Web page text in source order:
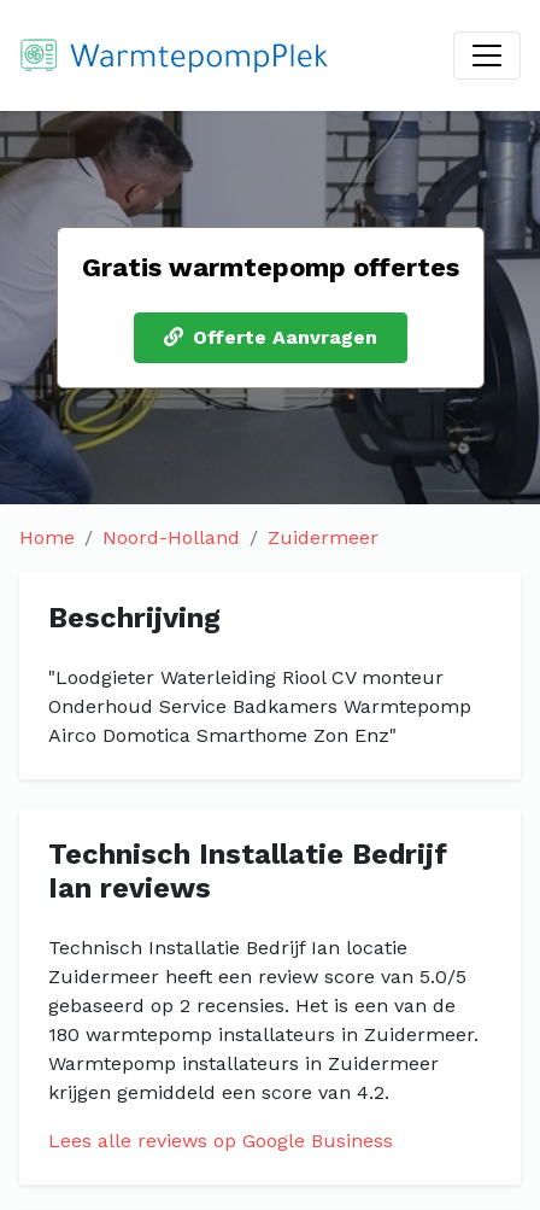
Gratis warmtepomp offertes
Offerte Aanvragen
Home Noord-Holland Zuidermeer
Beschrijving
"Loodgieter Waterleiding Riool CV monteur
Onderhoud Service Badkamers Warmtepomp
Airco Domotica Smarthome Zon Enz"
Technisch Installatie Bedrijf
Ian reviews
Technisch Installatie Bedrijf Ian locatie
Zuidermeer heeft een review score van 5.0/5
gebaseerd op 2 recensies. Het is een van de
180 warmtepomp installateurs in Zuidermeer.
Warmtepomp installateurs in Zuidermeer
krijgen gemiddeld een score van 4.2.
Lees alle reviews op Google Business